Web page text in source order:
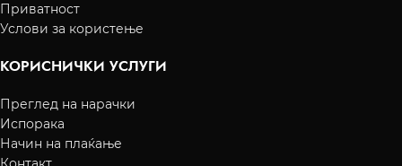
Приватност
Услови за користење
КОРИСНИЧКИ УСЛУГИ
Преглед на нарачки
Испорака
Начин на плаќање